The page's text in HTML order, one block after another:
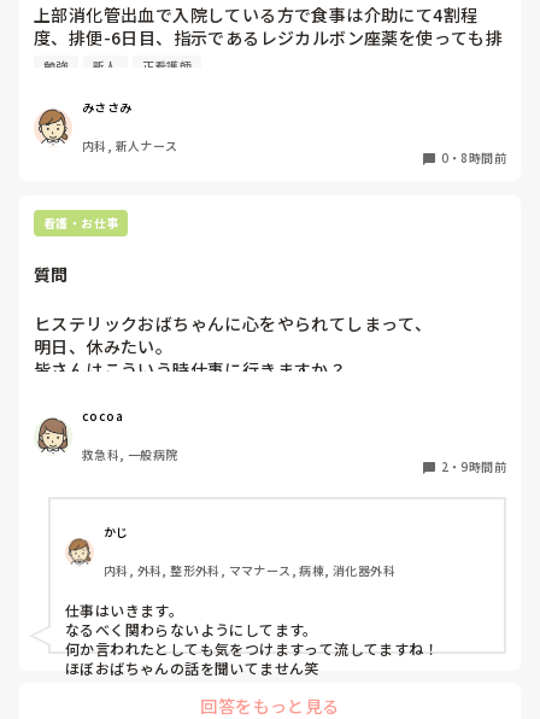
正社員やりながら、正看護師取った人からしたら甘えてると
えたらパートがいいかなと考えてます
通信学校に通ってる最中はパートな働き方はありでしょう
パートは子どもがいる人が多数だと思ってましたが、雇って
もらえますでしょうか？
上部消化管出血で入院している方で食事は介助にて4割程
度、排便-6日目、指示であるレジカルボン座薬を使っても排
便なく、摘便しても便塊に触れることがない方ってどうした
便秘指示を使っても排便ないことを医師に伝えるべきです
か？？
勉強 新人 正看護師
みささみ
内科, 新人ナース
0・ 8時間前
看護・お仕事
質問
ヒステリックおばちゃんに心をやられてしまって、
明日、休みたい。
皆さんはこういう時仕事に行きますか？
cocoa
救急科, 一般病院
2 ・9時間前
かじ
内科, 外科, 整形外科, ママナース, 病棟, 消化器外科
仕事はいきます。
なるべく関わらないようにしてます。
何か言われたとしても気をつけますって流してますね！
ほぼおばちゃんの話を聞いてません笑
回答をもっと見る